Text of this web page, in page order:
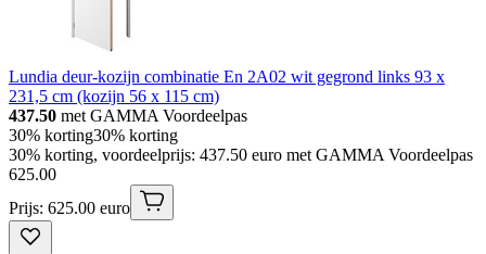
Lundia deur-kozijn combinatie En 2A02 wit gegrond links 93 x
231,5 cm (kozijn 56 x 115 cm)
437.50 met GAMMA Voordeelpas
30% korting30% korting
30% korting, voordeelprijs: 437.50 euro met GAMMA Voordeelpas
625.00
Prijs: 625.00 euro